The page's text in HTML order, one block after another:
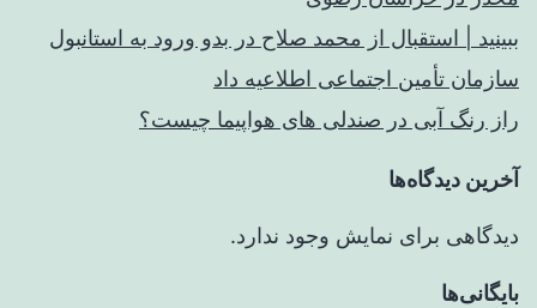
ببینید | استقبال از محمد صلاح در بدو ورود به استانبول
سازمان تأمین اجتماعی اطلاعیه داد
راز رنگ آبی در صندلی های هواپیما چیست؟
آخرین دیدگاه‌ها
دیدگاهی برای نمایش وجود ندارد.
بایگانی‌ها